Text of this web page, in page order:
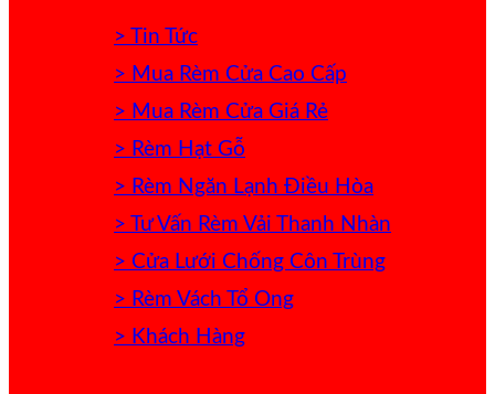
> Tin Tức
> Mua Rèm Cửa Cao Cấp
> Mua Rèm Cửa Giá Rẻ
> Rèm Hạt Gỗ
> Rèm Ngăn Lạnh Điều Hòa
> Tư Vấn Rèm Vải Thanh Nhàn
> Cửa Lưới Chống Côn Trùng
> Rèm Vách Tổ Ong
> Khách Hàng